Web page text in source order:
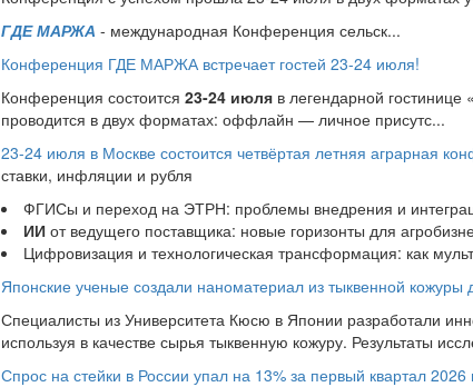
ГДЕ МАРЖА - международная Конференция сельск...
Конференция ГДЕ МАРЖА встречает гостей 23-24 июля!
Конференция состоится 23-24 июля в легендарной гостинице «
проводится в двух форматах: оффлайн — личное присутс...
23-24 июля в Москве состоится четвёртая летняя аграрная
ставки, инфляции и рубля
ФГИСы и переход на ЭТРН: проблемы внедрения и
ИИ от ведущего поставщика: новые горизонты для
Цифровизация и технологическая трансформация: как
Японские ученые создали наноматериал из тыквенной кожуры
Специалисты из Университета Кюсю в Японии разработали
используя в качестве сырья тыквенную кожуру. Результаты
Спрос на стейки в России упал на 13% за первый квартал 2026